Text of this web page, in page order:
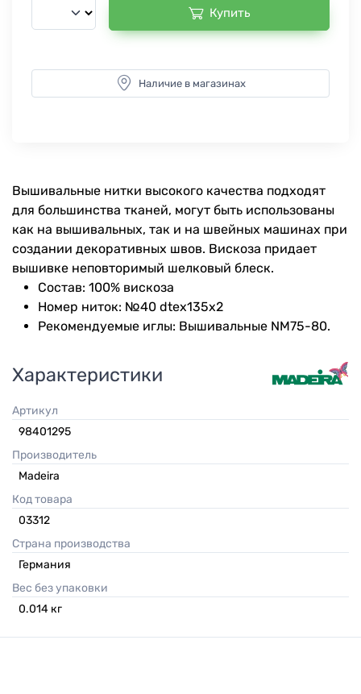
Купить
Наличие в магазинах
Вышивальные нитки высокого качества подходят
для большинства тканей, могут быть использованы
как на вышивальных, так и на швейных машинах при
создании декоративных швов. Вискоза придает
вышивке неповторимый шелковый блеск.
Состав: 100% вискоза
Номер ниток: №40 dtex135x2
Рекомендуемые иглы: Вышивальные NM75-80.
Характеристики
Артикул
98401295
Производитель
Madeira
Код товара
03312
Страна производства
Германия
Вес без упаковки
0.014 кг